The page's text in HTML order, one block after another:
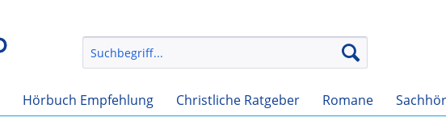
Hörbuch Empfehlung Christliche Ratgeber Romane